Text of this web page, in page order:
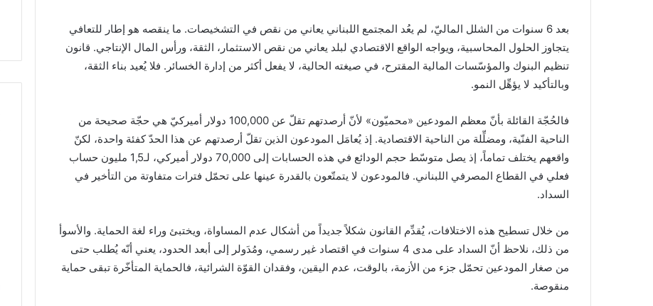
بعد 6 سنوات من الشلل الماليّ، لم يعُد المجتمع اللبناني يعاني من نقص في التشخيصات. ما ينقصه هو إطار للتعافي
يتجاوز الحلول المحاسبية، ويواجه الواقع الاقتصادي لبلد يعاني من نقص الاستثمار، الثقة، ورأس المال الإنتاجي. قانون
تنظيم البنوك والمؤسّسات المالية المقترح، في صيغته الحالية، لا يفعل أكثر من إدارة الخسائر. فلا يُعيد بناء الثقة،
وبالتأكيد لا يؤهِّل النمو.
فالحُجّة القائلة بأنّ معظم المودعين «محميّون» لأنّ أرصدتهم تقلّ عن 100,000 دولار أميركيّ هي حجّة صحيحة من
الناحية الفنّية، ومضلِّلة من الناحية الاقتصادية. إذ يُعامَل المودعون الذين تقلّ أرصدتهم عن هذا الحدّ كفئة واحدة، لكنّ
واقعهم يختلف تماماً، إذ يصل متوسّط حجم الودائع في هذه الحسابات إلى 70,000 دولار أميركي، لـ1,5 مليون حساب
فعلي في القطاع المصرفي اللبناني. فالمودعون لا يتمتّعون بالقدرة عينها على تحمّل فترات متفاوتة من التأخير في
السداد.
من خلال تسطيح هذه الاختلافات، يُقدِّم القانون شكلاً جديداً من أشكال عدم المساواة، ويختبئ وراء لغة الحماية. والأسوأ
من ذلك، نلاحظ أنّ السداد على مدى 4 سنوات في اقتصاد غير رسمي، ومُدَولر إلى أبعد الحدود، يعني أنّه يُطلب حتى
من صغار المودعين تحمّل جزء من الأزمة، بالوقت، عدم اليقين، وفقدان القوّة الشرائية، فالحماية المتأخّرة تبقى حماية
منقوصة.